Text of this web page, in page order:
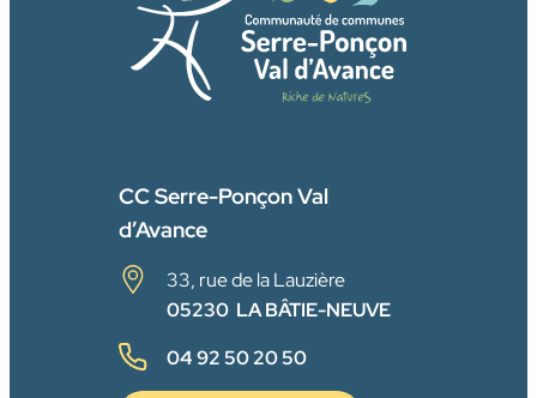
CC Serre-Ponçon Val
d’Avance
33, rue de la Lauzière
05230 LA BÂTIE-NEUVE
04 92 50 20 50